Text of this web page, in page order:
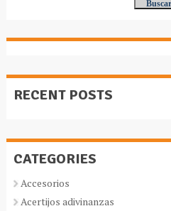
RECENT POSTS
CATEGORIES
Accesorios
Acertijos adivinanzas